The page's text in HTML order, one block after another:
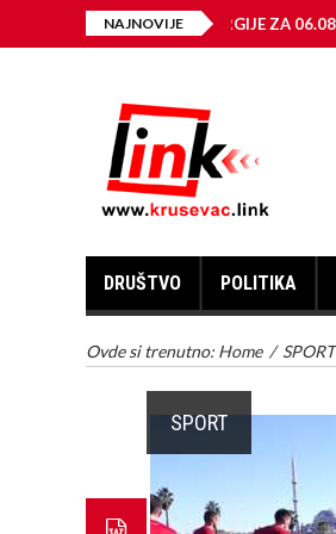
NAJNOVIJE
ELEKTRIČNE ENERGIJE ZA 06.08.2026.
DRUŠTVO POLITIKA
Ovde si trenutno: Home / SPORT
SPORT